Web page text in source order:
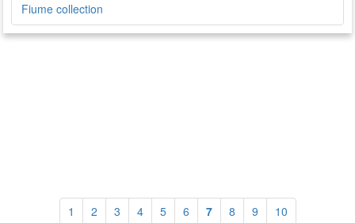
Fiume collection
1 2 3 4 5 6 7 8 9 10